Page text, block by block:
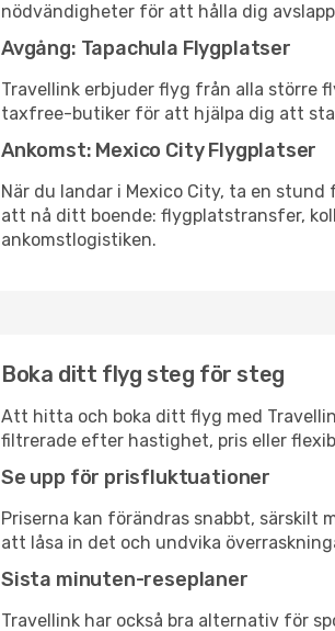
nödvändigheter för att hålla dig
Avgång: Tapachula Flygplatser
Travellink erbjuder flyg från alla större
taxfree-butiker för att hjälpa dig att
Ankomst: Mexico City Flygplatser
När du landar i Mexico City, ta en
att nå ditt boende: flygplatstransfer,
ankomstlogistiken.
Boka ditt flyg steg för steg
Att hitta och boka ditt flyg med
filtrerade efter hastighet, pris eller
Se upp för prisfluktuationer
Priserna kan förändras snabbt,
att låsa in det och undvika
Sista minuten-reseplaner
Travellink har också bra alternativ för